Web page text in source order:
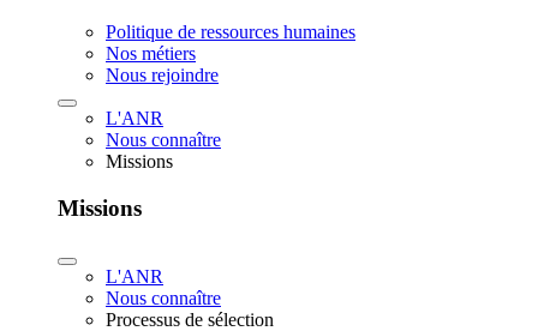
Politique de ressources humaines
Nos métiers
Nous rejoindre
L'ANR
Nous connaître
Missions
Missions
L'ANR
Nous connaître
Processus de sélection